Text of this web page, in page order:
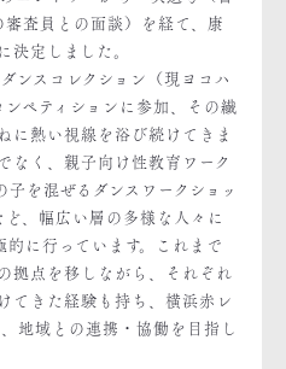
査員との面談）を経て、康
定しました。
ンスコレクション（現ヨコハ
ペティションに参加、その繊
に熱い視線を浴び続けてきま
なく、親子向け性教育ワーク
を混ぜるダンスワークショッ
、幅広い層の多様な人々に
に行っています。これまで
拠点を移しながら、それぞれ
てきた経験も持ち、横浜赤レ
地域との連携・協働を目指し